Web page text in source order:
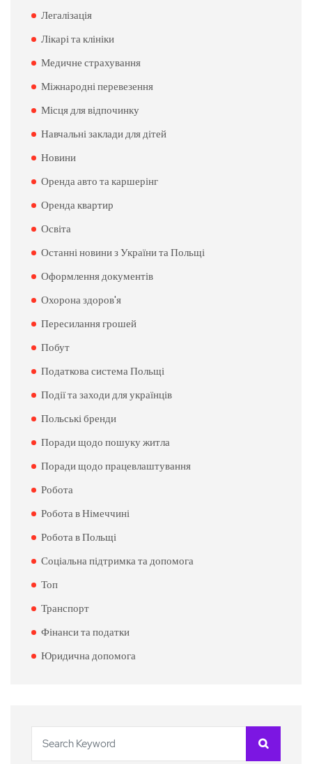
Легалізація
Лікарі та клініки
Медичне страхування
Міжнародні перевезення
Місця для відпочинку
Навчальні заклади для дітей
Новини
Оренда авто та каршерінг
Оренда квартир
Освіта
Останні новини з України та Польщі
Оформлення документів
Охорона здоров'я
Пересилання грошей
Побут
Податкова система Польщі
Події та заходи для українців
Польські бренди
Поради щодо пошуку житла
Поради щодо працевлаштування
Робота
Робота в Німеччині
Робота в Польщі
Соціальна підтримка та допомога
Топ
Транспорт
Фінанси та податки
Юридична допомога